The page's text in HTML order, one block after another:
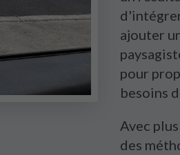
ajouter
pour
besoins
Avec
des